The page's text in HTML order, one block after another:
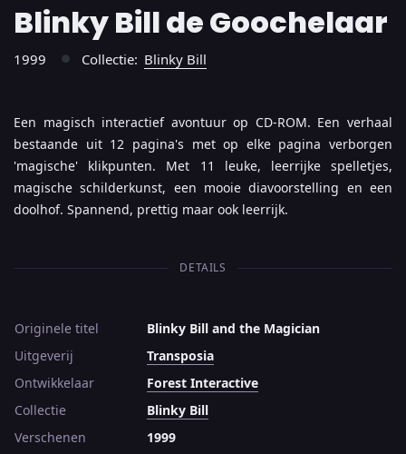
Blinky Bill de Goochelaar
1999 ● Collectie: Blinky Bill
Een magisch interactief avontuur op CD-ROM. Een verhaal
bestaande uit 12 pagina's met op elke pagina verborgen
'magische' klikpunten. Met 11 leuke, leerrijke spelletjes,
magische schilderkunst, een mooie diavoorstelling en een
doolhof. Spannend, prettig maar ook leerrijk.
DETAILS
Originele titel
Blinky Bill and the Magician
Uitgeverij
Transposia
Ontwikkelaar
Forest Interactive
Collectie
Blinky Bill
Verschenen
1999